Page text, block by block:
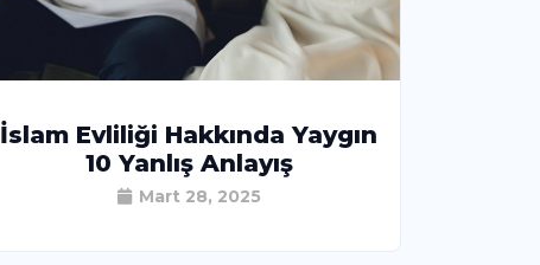
İslam Evliliği Hakkında Yaygın
10 Yanlış Anlayış
Mart 28, 2025